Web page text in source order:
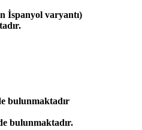
İspanyol varyantı)
bulunmaktadır
bulunmaktadır.